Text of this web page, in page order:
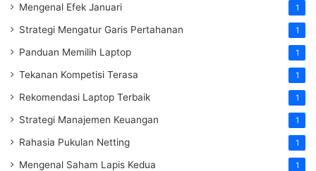
Mengenal Efek Januari 1
Strategi Mengatur Garis Pertahanan 1
Panduan Memilih Laptop 1
Tekanan Kompetisi Terasa 1
Rekomendasi Laptop Terbaik 1
Strategi Manajemen Keuangan 1
Rahasia Pukulan Netting 1
Mengenal Saham Lapis Kedua 1